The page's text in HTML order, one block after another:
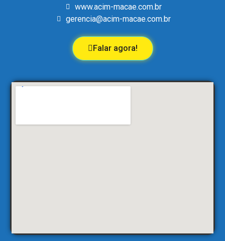
www.acim-macae.com.br
gerencia@acim-macae.com.br
Falar agora!